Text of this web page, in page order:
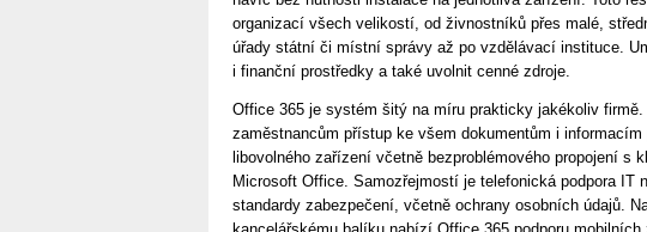
organizací všech velikostí, od živnostníků přes malé,
úřady státní či místní správy až po vzdělávací instituce.
i finanční prostředky a také uvolnit cenné zdroje.
Office 365 je systém šitý na míru prakticky jakékoliv
zaměstnancům přístup ke všem dokumentům i
libovolného zařízení včetně bezproblémového propojení s
Microsoft Office. Samozřejmostí je telefonická podpora IT
standardy zabezpečení, včetně ochrany osobních údajů.